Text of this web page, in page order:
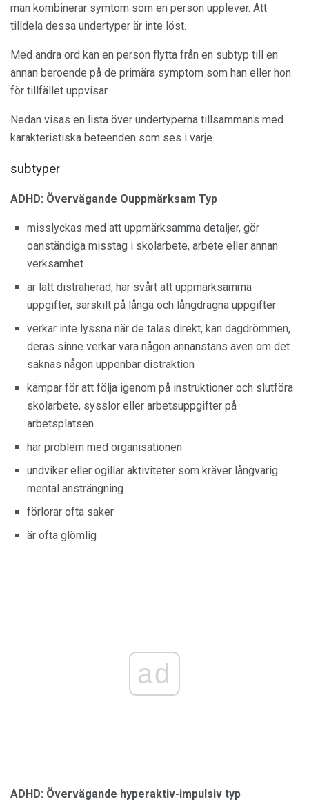
man kombinerar symtom som en person upplever. Att
tilldela dessa undertyper är inte löst.
Med andra ord kan en person flytta från en subtyp till en
annan beroende på de primära symptom som han eller hon
för tillfället uppvisar.
Nedan visas en lista över undertyperna tillsammans med
karakteristiska beteenden som ses i varje.
subtyper
ADHD: Övervägande Ouppmärksam Typ
misslyckas med att uppmärksamma detaljer, gör
oanständiga misstag i skolarbete, arbete eller annan
verksamhet
är lätt distraherad, har svårt att uppmärksamma
uppgifter, särskilt på långa och långdragna uppgifter
verkar inte lyssna när de talas direkt, kan dagdrömmen,
deras sinne verkar vara någon annanstans även om det
saknas någon uppenbar distraktion
kämpar för att följa igenom på instruktioner och slutföra
skolarbete, sysslor eller arbetsuppgifter på
arbetsplatsen
har problem med organisationen
undviker eller ogillar aktiviteter som kräver långvarig
mental ansträngning
förlorar ofta saker
är ofta glömlig
ad
ADHD: Övervägande hyperaktiv-impulsiv typ